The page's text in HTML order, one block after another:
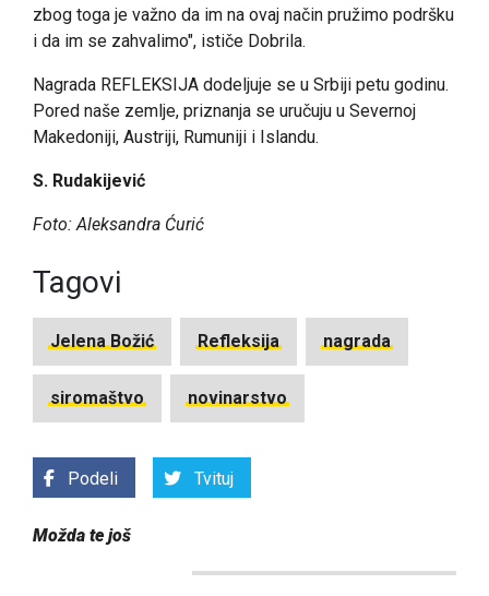
zbog toga je važno da im na ovaj način pružimo podršku
i da im se zahvalimo", ističe Dobrila.
Nagrada REFLEKSIJA dodeljuje se u Srbiji petu godinu.
Pored naše zemlje, priznanja se uručuju u Severnoj
Makedoniji, Austriji, Rumuniji i Islandu.
S. Rudakijević
Foto: Aleksandra Ćurić
Tagovi
Jelena Božić Refleksija nagrada
siromaštvo novinarstvo
Podeli Tvituj
Možda te još